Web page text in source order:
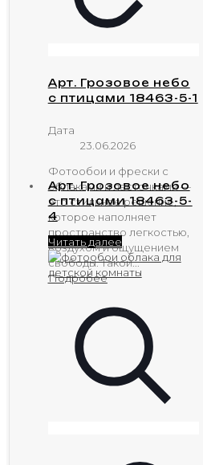
Арт. Грозовое небо
с птицами 18463-5-1
Дата
23.06.2026
Фотообои и фрески с
облаками и ласточками —
это стильное решение,
которое наполняет
пространство легкостью,
воздухом и ощущением
свободы. Такой...
Подробее
Арт. Грозовое небо
с птицами 18463-5-
4
Читать далее